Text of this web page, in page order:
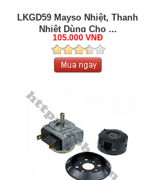
LKGD59 Mayso Nhiệt, Thanh
Nhiệt Dùng Cho ...
105.000 VNĐ